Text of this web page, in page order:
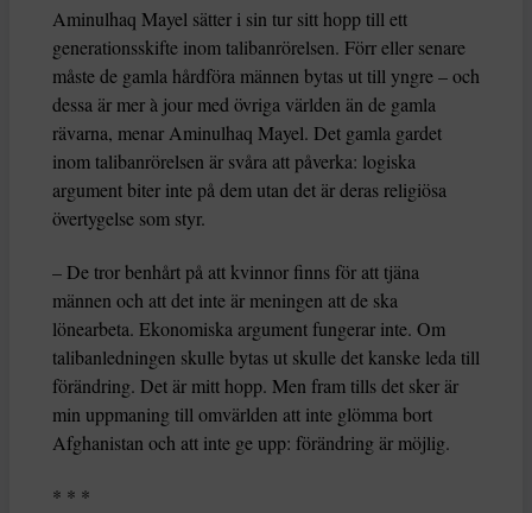
Aminulhaq Mayel sätter i sin tur sitt hopp till ett
generationsskifte inom talibanrörelsen. Förr eller senare
måste de gamla hårdföra männen bytas ut till yngre – och
dessa är mer à jour med övriga världen än de gamla
rävarna, menar Aminulhaq Mayel. Det gamla gardet
inom talibanrörelsen är svåra att påverka: logiska
argument biter inte på dem utan det är deras religiösa
övertygelse som styr.
– De tror benhårt på att kvinnor finns för att tjäna
männen och att det inte är meningen att de ska
lönearbeta. Ekonomiska argument fungerar inte. Om
talibanledningen skulle bytas ut skulle det kanske leda till
förändring. Det är mitt hopp. Men fram tills det sker är
min uppmaning till omvärlden att inte glömma bort
Afghanistan och att inte ge upp: förändring är möjlig.
* * *